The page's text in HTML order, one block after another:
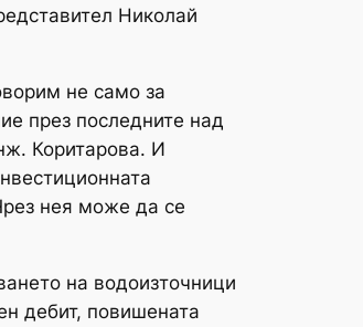
Николай
не само за
през последните над
Коритарова. И
нея може да се
на водоизточници
дебит, повишената